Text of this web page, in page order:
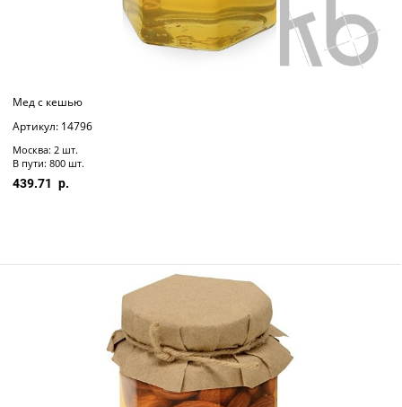
Мед с кешью
Артикул: 14796
Москва: 2 шт.
В пути: 800 шт.
439.71